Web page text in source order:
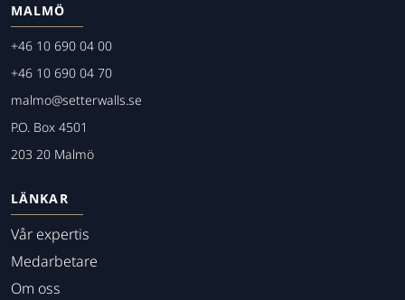
MALMÖ
+46 10 690 04 00
+46 10 690 04 70
malmo@setterwalls.se
P.O. Box 4501
203 20 Malmö
LÄNKAR
Vår expertis
Medarbetare
Om oss